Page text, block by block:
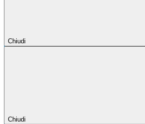
Chiudi
Chiudi